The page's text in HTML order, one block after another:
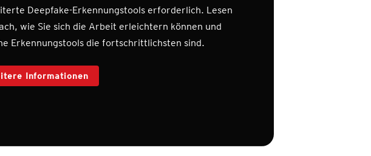
Deepfake-Erkennungstools erforderlich. Lesen
wie Sie sich die Arbeit erleichtern können und
Erkennungstools die fortschrittlichsten sind.
Informationen